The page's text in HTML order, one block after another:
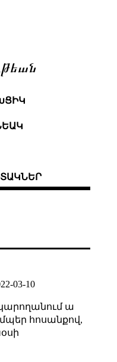
03-10
ա
հոսանքով,